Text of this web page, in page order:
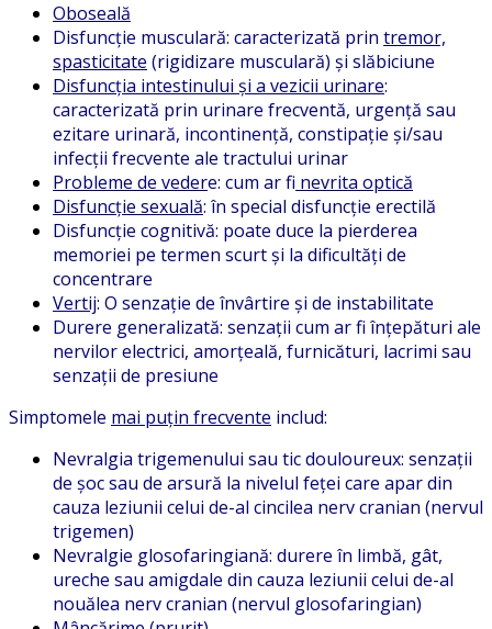
Oboseală
Disfuncție musculară: caracterizată prin tremor,
spasticitate (rigidizare musculară) și slăbiciune
Disfuncția intestinului și a vezicii urinare:
caracterizată prin urinare frecventă, urgență sau
ezitare urinară, incontinență, constipație și/sau
infecții frecvente ale tractului urinar
Probleme de vedere: cum ar fi nevrita optică
Disfuncție sexuală: în special disfuncție erectilă
Disfuncție cognitivă: poate duce la pierderea
memoriei pe termen scurt și la dificultăți de
concentrare
Vertij: O senzație de învârtire și de instabilitate
Durere generalizată: senzații cum ar fi înțepături ale
nervilor electrici, amorțeală, furnicături, lacrimi sau
senzații de presiune
Simptomele mai puțin frecvente includ:
Nevralgia trigemenului sau tic douloureux: senzații
de șoc sau de arsură la nivelul feței care apar din
cauza leziunii celui de-al cincilea nerv cranian (nervul
trigemen)
Nevralgie glosofaringiană: durere în limbă, gât,
ureche sau amigdale din cauza leziunii celui de-al
nouălea nerv cranian (nervul glosofaringian)